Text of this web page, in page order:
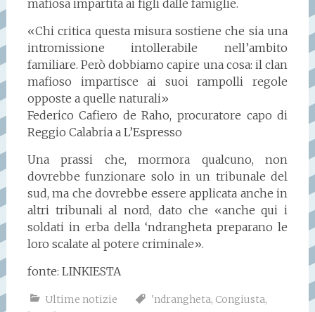
mafiosa impartita ai figli dalle famiglie.
«Chi critica questa misura sostiene che sia una
intromissione intollerabile nell’ambito
familiare. Però dobbiamo capire una cosa: il clan
mafioso impartisce ai suoi rampolli regole
opposte a quelle naturali»
Federico Cafiero de Raho, procuratore capo di
Reggio Calabria a L’Espresso
Una prassi che, mormora qualcuno, non
dovrebbe funzionare solo in un tribunale del
sud, ma che dovrebbe essere applicata anche in
altri tribunali al nord, dato che «anche qui i
soldati in erba della ‘ndrangheta preparano le
loro scalate al potere criminale».
fonte: LINKIESTA
Ultime notizie 'ndrangheta, Congiusta,